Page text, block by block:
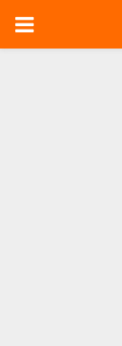
PRIMARY